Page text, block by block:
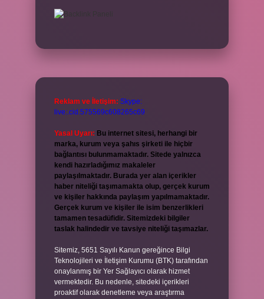
Reklam ve İletişim: Skype:
live:.cid.575569c608265c69
Yasal Uyarı: Bu internet sitesi, herhangi bir
marka, kurum veya şahıs şirketi ile hiçbir
bağlantısı bulunmamaktadır. Sitede yalnızca
kendi hazırladığımız makaleler
paylaşılmaktadır. Burada yer alan içerikler
haber niteliği taşımamakta olup, gerçek kurum
ve kişiler hakkında paylaşım yapılmamaktadır.
Gerçek kurum ve kişiler ile isim benzerlikleri
tamamen tesadüfidir. Sitemizdeki bilgiler
taslak halindedir ve tavsiye niteliği taşımazlar.
Sitemiz, 5651 Sayılı Kanun gereğince Bilgi
Teknolojileri ve İletişim Kurumu (BTK) tarafından
onaylanmış bir Yer Sağlayıcı olarak hizmet
vermektedir. Bu nedenle, sitedeki içerikleri
proaktif olarak denetleme veya araştırma